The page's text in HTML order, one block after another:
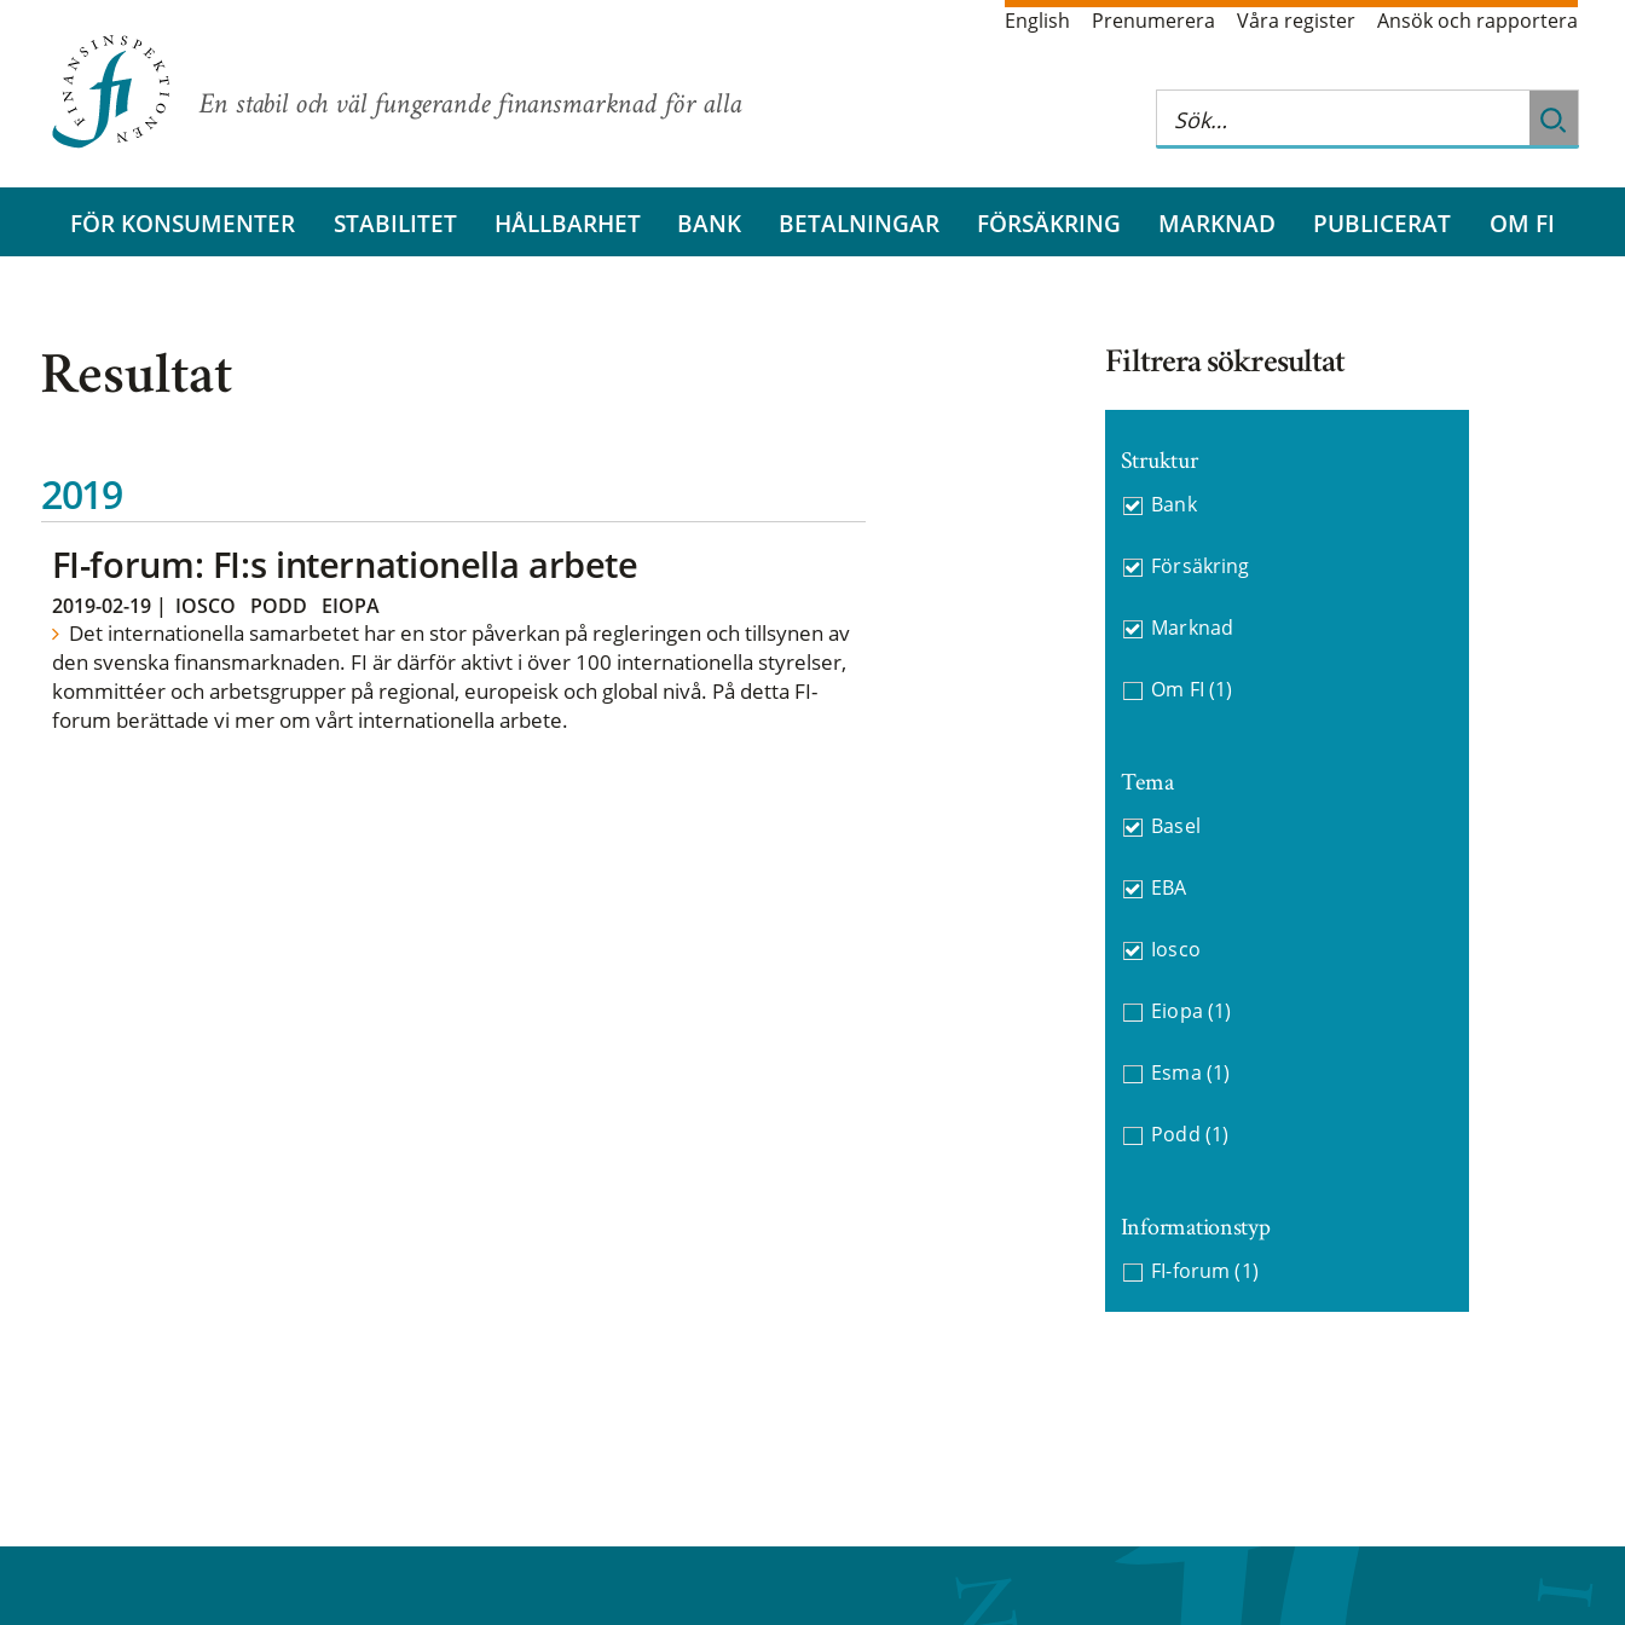
En stabil och väl fungerande finansmarknad för alla
English Prenumerera Våra register Ansök och rapportera
FÖR KONSUMENTER STABILITET HÅLLBARHET BANK BETALNINGAR FÖRSÄKRING MARKNAD PUBLICERAT OM FI
Resultat
2019
FI-forum: FI:s internationella arbete
2019-02-19| IOSCO PODD EIOPA
Det internationella samarbetet har en stor påverkan på regleringen och tillsynen av
den svenska finansmarknaden. FI är därför aktivt i över 100 internationella styrelser,
kommittéer och arbetsgrupper på regional, europeisk och global nivå. På detta FI-
forum berättade vi mer om vårt internationella arbete.
Filtrera sökresultat
Struktur
Bank
Försäkring
Marknad
Om FI (1)
Tema
Basel
EBA
Iosco
Eiopa (1)
Esma (1)
Podd (1)
Informationstyp
FI-forum (1)